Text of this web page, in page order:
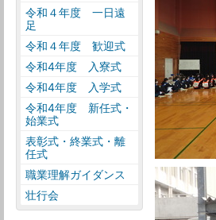
令和４年度 一日遠
足
令和４年度 歓迎式
令和4年度 入寮式
令和4年度 入学式
令和4年度 新任式・
始業式
表彰式・終業式・離
任式
職業理解ガイダンス
壮行会